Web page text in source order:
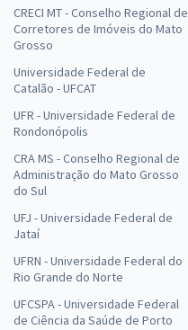
CRECI MT - Conselho Regional de
Corretores de Imóveis do Mato
Grosso
Universidade Federal de
Catalão - UFCAT
UFR - Universidade Federal de
Rondonópolis
CRA MS - Conselho Regional de
Administração do Mato Grosso
do Sul
UFJ - Universidade Federal de
Jataí
UFRN - Universidade Federal do
Rio Grande do Norte
UFCSPA - Universidade Federal
de Ciência da Saúde de Porto